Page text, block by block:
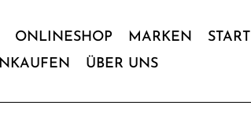
ONLINESHOP MARKEN START
ÜBER UNS